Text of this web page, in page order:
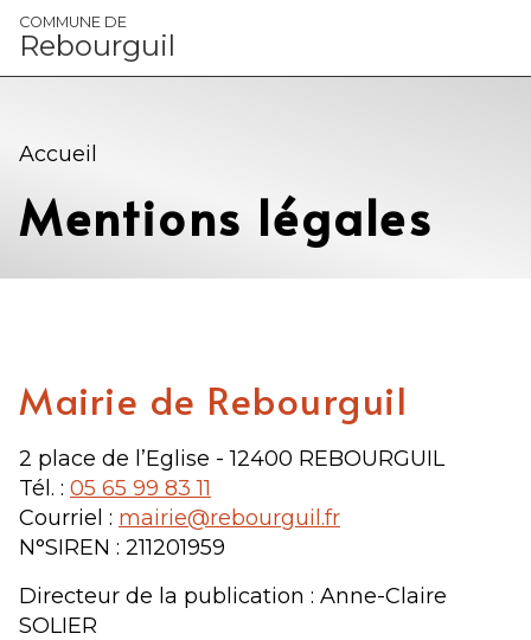
Panneau de gestion des cookies
COMMUNE DE
Rebourguil
Accueil
Mentions légales
Mairie de Rebourguil
2 place de l’Eglise - 12400 REBOURGUIL
Tél. : 05 65 99 83 11
Courriel : mairie@rebourguil.fr
N°SIREN : 211201959
Directeur de la publication : Anne-Claire
SOLIER